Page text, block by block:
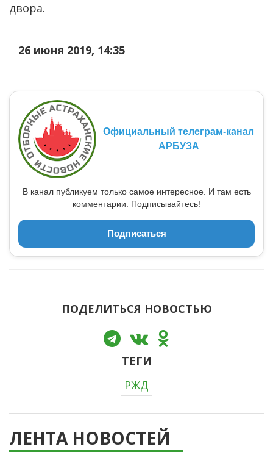
двора.
26 июня 2019, 14:35
Официальный телеграм-канал
АРБУЗА
В канал публикуем только самое интересное. И там есть
комментарии. Подписывайтесь!
Подписаться
ПОДЕЛИТЬСЯ НОВОСТЬЮ
ТЕГИ
РЖД
ЛЕНТА НОВОСТЕЙ